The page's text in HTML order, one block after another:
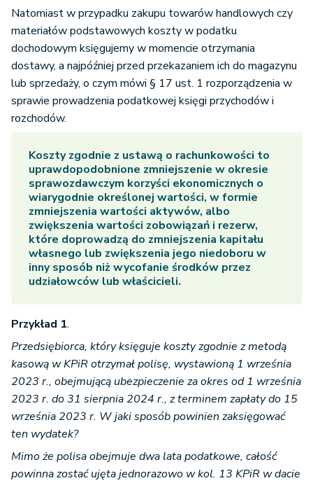
Natomiast w przypadku zakupu towarów handlowych czy
materiałów podstawowych koszty w podatku
dochodowym księgujemy w momencie otrzymania
dostawy, a najpóźniej przed przekazaniem ich do magazynu
lub sprzedaży, o czym mówi § 17 ust. 1 rozporządzenia w
sprawie prowadzenia podatkowej księgi przychodów i
rozchodów.
Koszty zgodnie z ustawą o rachunkowości to
uprawdopodobnione zmniejszenie w okresie
sprawozdawczym korzyści ekonomicznych o
wiarygodnie określonej wartości, w formie
zmniejszenia wartości aktywów, albo
zwiększenia wartości zobowiązań i rezerw,
które doprowadzą do zmniejszenia kapitału
własnego lub zwiększenia jego niedoboru w
inny sposób niż wycofanie środków przez
udziałowców lub właścicieli.
Przykład 1.
Przedsiębiorca, który księguje koszty zgodnie z metodą
kasową w KPiR otrzymał polisę, wystawioną 1 września
2023 r., obejmującą ubezpieczenie za okres od 1 września
2023 r. do 31 sierpnia 2024 r., z terminem zapłaty do 15
września 2023 r. W jaki sposób powinien zaksięgować
ten wydatek?
Mimo że polisa obejmuje dwa lata podatkowe, całość
powinna zostać ujęta jednorazowo w kol. 13 KPiR w dacie